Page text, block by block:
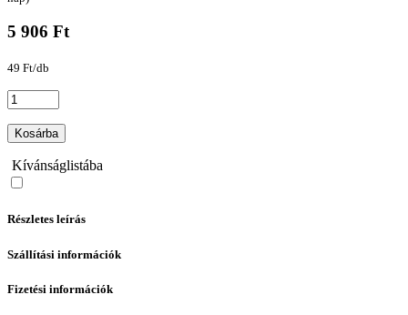
5 906 Ft
49 Ft/db
Kosárba
Kívánságlistába
Részletes leírás
Szállítási információk
Fizetési információk